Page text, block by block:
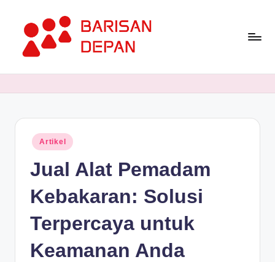
content
B
Terupdate
Posted
in
Artikel
Jual Alat Pemadam
Kebakaran: Solusi
Terpercaya untuk
Keamanan Anda